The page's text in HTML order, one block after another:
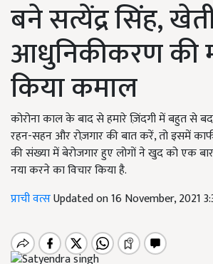
बने सत्येंद्र सिंह,
आधुनिकीकरण की
किया कमाल
कोरोना काल के बाद से हमारे ज़िंदगी में बहुत से
रहन-सहन और रोज़गार की बात करें, तो इसमें
की संख्या में बेरोजगार हुए लोगों ने खुद को एक
नया करने का विचार किया है.
प्राची वत्सUpdated on 16 November, 2021